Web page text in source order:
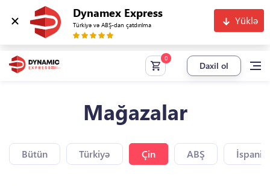
Dynamex Express
Türkiyə və ABŞ-dan çatdırılma Yüklə
Daxil ol
Mağazalar
Bütün Türkiyə Çin ABŞ